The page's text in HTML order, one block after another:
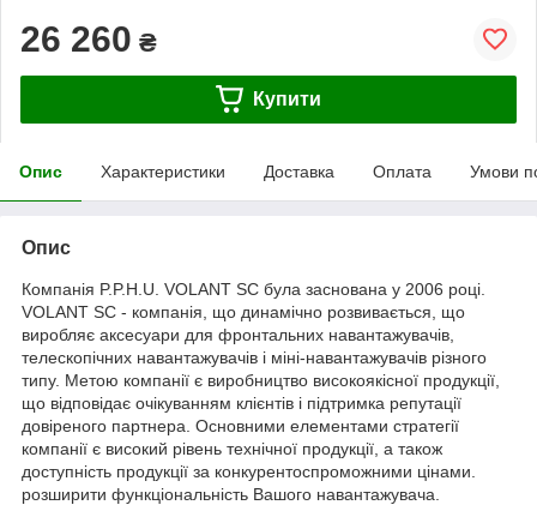
26 260 ₴
Купити
Опис Характеристики Доставка Оплата Умови
Опис
Компанія P.P.H.U. VOLANT SC була заснована у 2006 році.
VOLANT SC - компанія, що динамічно розвивається, що
виробляє аксесуари для фронтальних навантажувачів,
телескопічних навантажувачів і міні-навантажувачів різного
типу. Метою компанії є виробництво високоякісної продукції,
що відповідає очікуванням клієнтів і підтримка репутації
довіреного партнера. Основними елементами стратегії
компанії є високий рівень технічної продукції, а також
доступність продукції за конкурентоспроможними цінами.
розширити функціональність Вашого навантажувача.